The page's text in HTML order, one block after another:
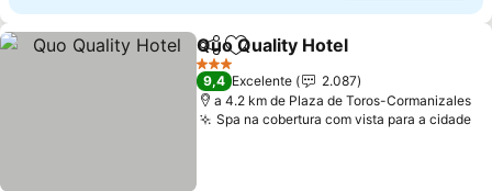
PartilharAdicionar aos favoritos
Quo Quality Hotel
3 Estrelas
9,4 Excelente
2.087
a 4.2 km de Plaza de Toros-Cormanizales
Spa na cobertura com vista para a cidade